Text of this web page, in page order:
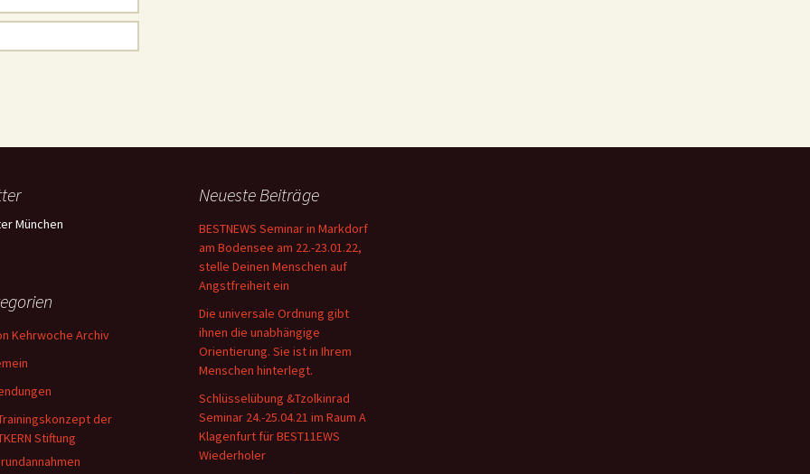
München
Neueste Beiträge
BESTNEWS Seminar in Markdorf
am Bodensee am 22.-23.01.22,
stelle Deinen Menschen auf
Angstfreiheit ein
Die universale Ordnung gibt
ihnen die unabhängige
Orientierung. Sie ist in Ihrem
Menschen hinterlegt.
Schlüsselübung &Tzolkinrad
Seminar 24.-25.04.21 im Raum A
Klagenfurt für BEST11EWS
Wiederholer
Kehrwoche Archiv
der
Stiftung